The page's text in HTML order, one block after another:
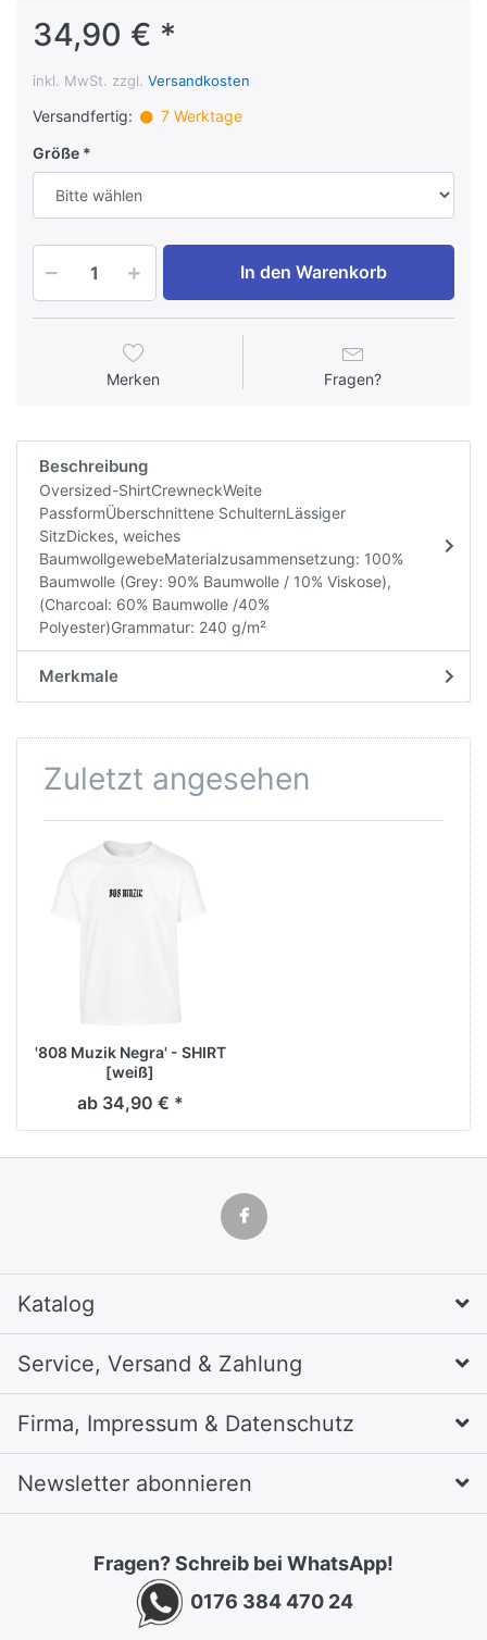
34,90 € *
inkl. MwSt. zzgl. Versandkosten
Versandfertig:
7 Werktage
Größe
In den Warenkorb
Merken Fragen?
Beschreibung
Oversized-ShirtCrewneckWeite
PassformÜberschnittene SchulternLässiger
SitzDickes, weiches
BaumwollgewebeMaterialzusammensetzung: 100%
Baumwolle (Grey: 90% Baumwolle / 10% Viskose),
(Charcoal: 60% Baumwolle /40%
Polyester)Grammatur: 240 g/m²
Merkmale
Zuletzt angesehen
'808 Muzik Negra' - SHIRT
[weiß]
ab 34,90 € *
Katalog
Service, Versand & Zahlung
Firma, Impressum & Datenschutz
Newsletter abonnieren
Fragen? Schreib bei WhatsApp!
0176 384 470 24